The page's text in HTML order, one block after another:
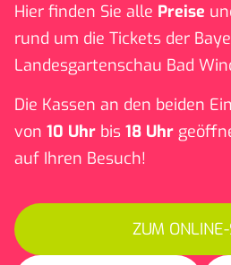
Hier finden Sie alle Preise
rund um die Tickets der
Landesgartenschau Bad
Die Kassen an den beiden
von 10 Uhr bis 18 Uhr
auf Ihren Besuch!
ZUM